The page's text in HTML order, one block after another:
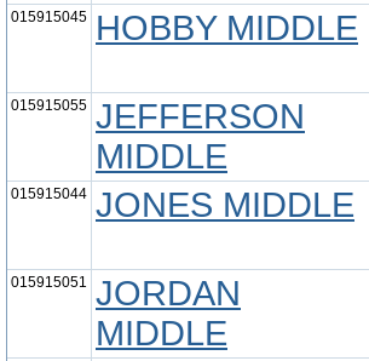
015915045 HOBBY MIDDLE
015915055 JEFFERSON
MIDDLE
015915044 JONES MIDDLE
015915051 JORDAN
MIDDLE